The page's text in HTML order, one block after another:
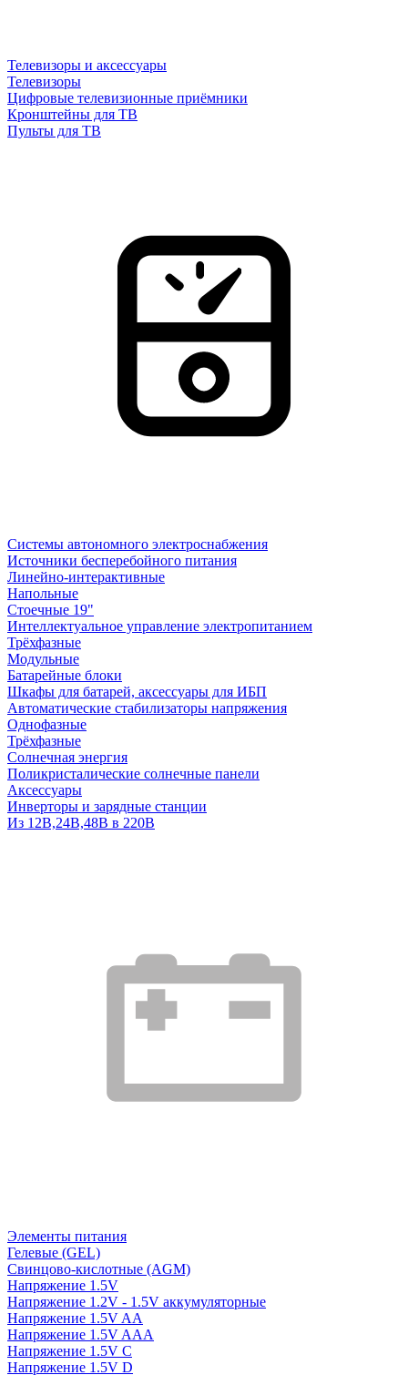
Телевизоры и аксессуары
Телевизоры
Цифровые телевизионные приёмники
Кронштейны для ТВ
Пульты для ТВ
Системы автономного электроснабжения
Источники бесперебойного питания
Линейно-интерактивные
Напольные
Стоечные 19"
Интеллектуальное управление электропитанием
Трёхфазные
Модульные
Батарейные блоки
Шкафы для батарей, аксессуары для ИБП
Автоматические стабилизаторы напряжения
Однофазные
Трёхфазные
Солнечная энергия
Поликристалические солнечные панели
Аксессуары
Инверторы и зарядные станции
Из 12В,24В,48В в 220В
Элементы питания
Гелевые (GEL)
Свинцово-кислотные (AGM)
Напряжение 1.5V
Напряжение 1.2V - 1.5V аккумуляторные
Напряжение 1.5V AA
Напряжение 1.5V AAA
Напряжение 1.5V C
Напряжение 1.5V D